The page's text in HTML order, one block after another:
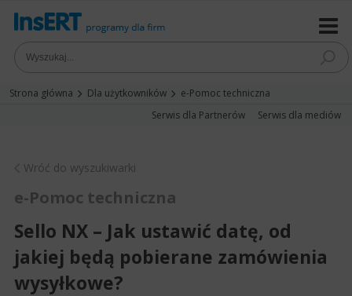
Strona główna Dla użytkowników
e-Pomoc techniczna
Serwis dla Partnerów
Serwis dla mediów
Wróć do wyszukiwarki
e-Pomoc techniczna
Sello NX – Jak ustawić datę, od
jakiej będą pobierane zamówienia
wysyłkowe?